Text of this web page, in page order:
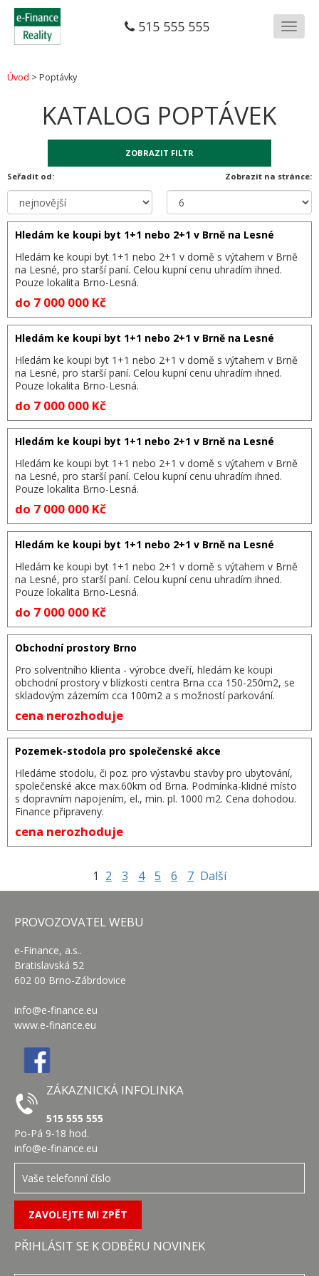
515 555 555 Menu
Úvod > Poptávky
KATALOG POPTÁVEK
ZOBRAZIT FILTR
Seřadit od: Zobrazit na stránce:
Hledám ke koupi byt 1+1 nebo 2+1 v Brně na Lesné
Hledám ke koupi byt 1+1 nebo 2+1 v domě s výtahem v Brně
na Lesné, pro starší paní. Celou kupní cenu uhradím ihned.
Pouze lokalita Brno-Lesná.
do 7 000 000 Kč
Hledám ke koupi byt 1+1 nebo 2+1 v Brně na Lesné
Hledám ke koupi byt 1+1 nebo 2+1 v domě s výtahem v Brně
na Lesné, pro starší paní. Celou kupní cenu uhradím ihned.
Pouze lokalita Brno-Lesná.
do 7 000 000 Kč
Hledám ke koupi byt 1+1 nebo 2+1 v Brně na Lesné
Hledám ke koupi byt 1+1 nebo 2+1 v domě s výtahem v Brně
na Lesné, pro starší paní. Celou kupní cenu uhradím ihned.
Pouze lokalita Brno-Lesná.
do 7 000 000 Kč
Hledám ke koupi byt 1+1 nebo 2+1 v Brně na Lesné
Hledám ke koupi byt 1+1 nebo 2+1 v domě s výtahem v Brně
na Lesné, pro starší paní. Celou kupní cenu uhradím ihned.
Pouze lokalita Brno-Lesná.
do 7 000 000 Kč
Obchodní prostory Brno
Pro solventního klienta - výrobce dveří, hledám ke koupi
obchodní prostory v blízkosti centra Brna cca 150-250m2, se
skladovým zázemím cca 100m2 a s možností parkování.
cena nerozhoduje
Pozemek-stodola pro společenské akce
Hledáme stodolu, či poz. pro výstavbu stavby pro ubytování,
společenské akce max.60km od Brna. Podmínka-klidné místo
s dopravním napojením, el., min. pl. 1000 m2. Cena dohodou.
Finance připraveny.
cena nerozhoduje
1 2 3 4 5 6 7 Další
PROVOZOVATEL WEBU
e-Finance, a.s..
Bratislavská 52
602 00 Brno-Zábrdovice
info@e-finance.eu
www.e-finance.eu
ZÁKAZNICKÁ INFOLINKA
515 555 555
Po-Pá 9-18 hod.
info@e-finance.eu
PŘIHLÁSIT SE K ODBĚRU NOVINEK